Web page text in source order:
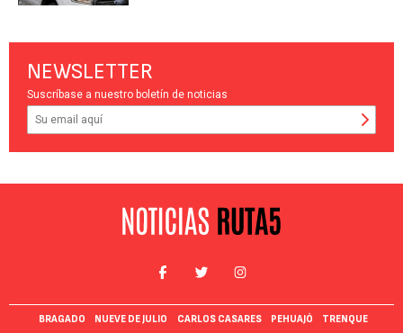
NEWSLETTER
Suscríbase a nuestro boletín de noticias
BRAGADO NUEVE DE JULIO CARLOS CASARES PEHUAJÓ TRENQUE